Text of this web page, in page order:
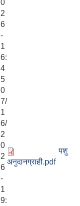
0
2
6
-
1
6:
4
5
0
7/
1
6/
2
0
2
6
-
1
9:
पशु
अनुदानग्राही.pdf